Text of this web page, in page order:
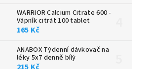
WARRIOR Calcium Citrate 600 -
Vápník citrát 100 tablet
165 Kč
ANABOX Týdenní dávkovač na
léky 5x7 denně bílý